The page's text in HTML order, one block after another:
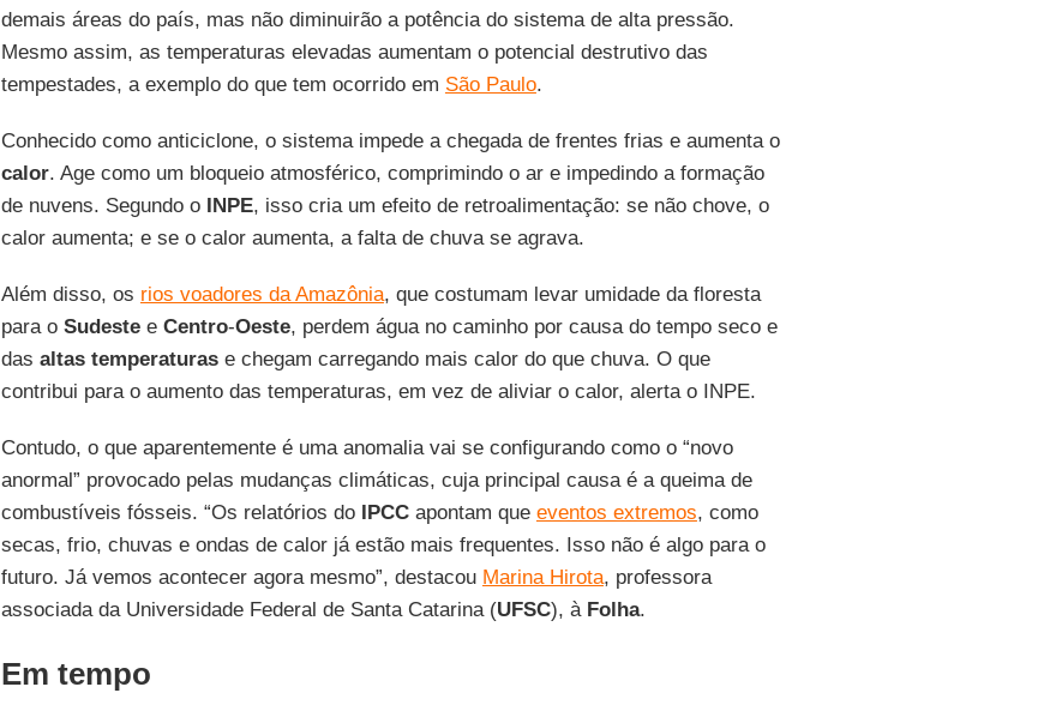
demais áreas do país, mas não diminuirão a potência do sistema de alta pressão.
Mesmo assim, as temperaturas elevadas aumentam o potencial destrutivo das
tempestades, a exemplo do que tem ocorrido em São Paulo.
Conhecido como anticiclone, o sistema impede a chegada de frentes frias e aumenta o
calor. Age como um bloqueio atmosférico, comprimindo o ar e impedindo a formação
de nuvens. Segundo o INPE, isso cria um efeito de retroalimentação: se não chove, o
calor aumenta; e se o calor aumenta, a falta de chuva se agrava.
Além disso, os rios voadores da Amazônia, que costumam levar umidade da floresta
para o Sudestee Centro-Oeste, perdem água no caminho por causa do tempo seco e
das altas temperaturase chegam carregando mais calor do que chuva. O que
contribui para o aumento das temperaturas, em vez de aliviar o calor, alerta o INPE.
Contudo, o que aparentemente é uma anomalia vai se configurando como o “novo
anormal” provocado pelas mudanças climáticas, cuja principal causa é a queima de
combustíveis fósseis. “Os relatórios do IPCCapontam que eventos extremos, como
secas, frio, chuvas e ondas de calor já estão mais frequentes. Isso não é algo para o
futuro. Já vemos acontecer agora mesmo”, destacou Marina Hirota, professora
associada da Universidade Federal de Santa Catarina (UFSC), à Folha.
Em tempo